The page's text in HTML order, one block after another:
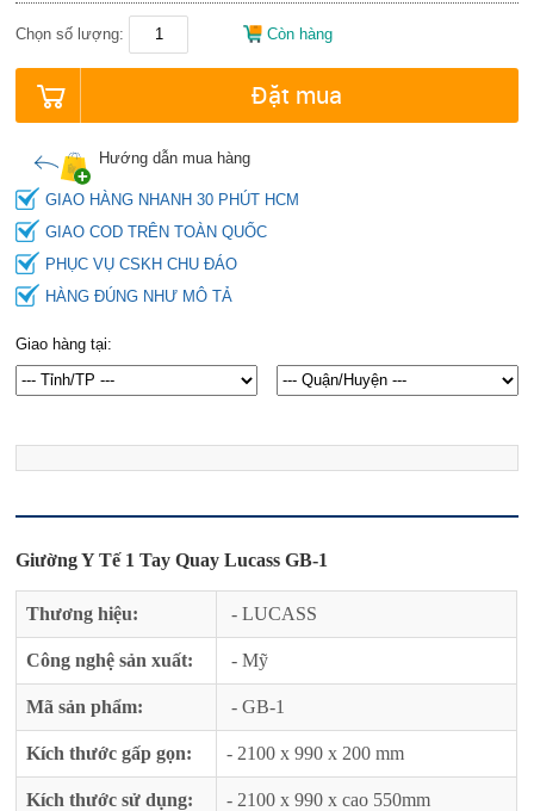
Chọn số lượng: Còn hàng
Đặt mua
Hướng dẫn mua hàng
GIAO HÀNG NHANH 30 PHÚT HCM
GIAO COD TRÊN TOÀN QUỐC
PHỤC VỤ CSKH CHU ĐÁO
HÀNG ĐÚNG NHƯ MÔ TẢ
Giao hàng tại:
Giường Y Tế 1 Tay Quay Lucass GB-1
Thương hiệu: - LUCASS
Công nghệ sản xuất: - Mỹ
Mã sản phẩm: - GB-1
Kích thước gấp gọn: - 2100 x 990 x 200 mm
Kích thước sử dụng: - 2100 x 990 x cao 550mm